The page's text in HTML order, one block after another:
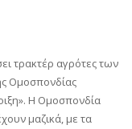
τρακτέρ αγρότες των
Ομοσπονδίας
Η Ομοσπονδία
μαζικά, με τα